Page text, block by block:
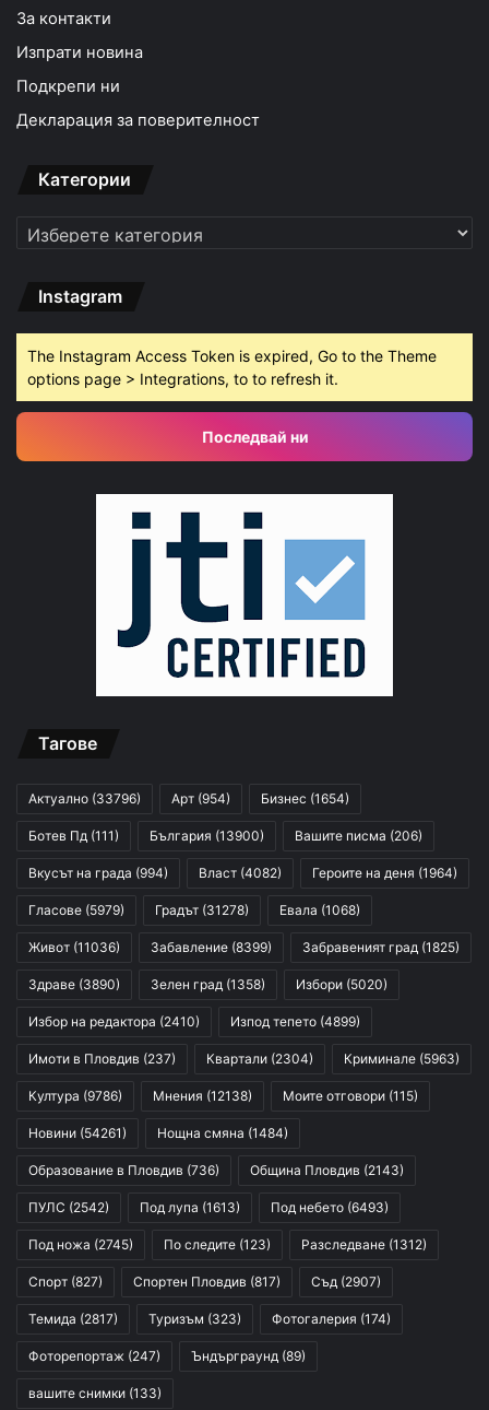
За контакти
Изпрати новина
Подкрепи ни
Декларация за поверителност
Категории
Категории
Instagram
The Instagram Access Token is expired, Go to the Theme
options page > Integrations, to to refresh it.
Последвай ни
Тагове
Актуално (33796) Арт (954) Бизнес (1654)
Ботев Пд (111) България (13900) Вашите писма (206)
Вкусът на града (994) Власт (4082) Героите на деня (1964)
Гласове (5979) Градът (31278) Евала (1068)
Живот (11036) Забавление (8399) Забравеният град (1825)
Здраве (3890) Зелен град (1358) Избори (5020)
Избор на редактора (2410) Изпод тепето (4899)
Имоти в Пловдив (237) Квартали (2304) Криминале (5963)
Култура (9786) Мнения (12138) Моите отговори (115)
Новини (54261) Нощна смяна (1484)
Образование в Пловдив (736) Община Пловдив (2143)
ПУЛС (2542) Под лупа (1613) Под небето (6493)
Под ножа (2745) По следите (123) Разследване (1312)
Спорт (827) Спортен Пловдив (817) Съд (2907)
Темида (2817) Туризъм (323) Фотогалерия (174)
Фоторепортаж (247) Ъндърграунд (89)
вашите снимки (133)